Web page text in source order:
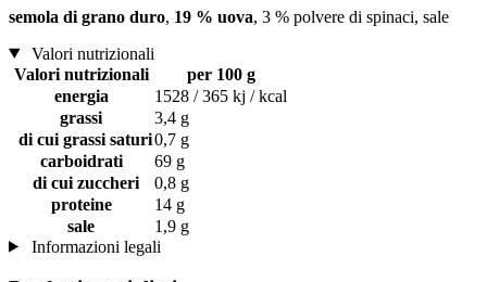
semola di grano duro, 19 % uova, 3 % polvere di spinaci, sale
Valori nutrizionali
Valori nutrizionali
per 100 g
energia
1528 / 365 kj / kcal
grassi
3,4 g
di cui grassi saturi0,7 g
carboidrati
69 g
di cui zuccheri
0,8 g
proteine
14 g
sale
1,9 g
Informazioni legali